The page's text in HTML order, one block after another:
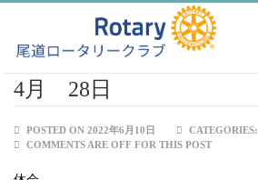
4月 28日
POSTED ON 2022年6月10日
CATEGORIES:
COMMENTS ARE OFF FOR THIS POST